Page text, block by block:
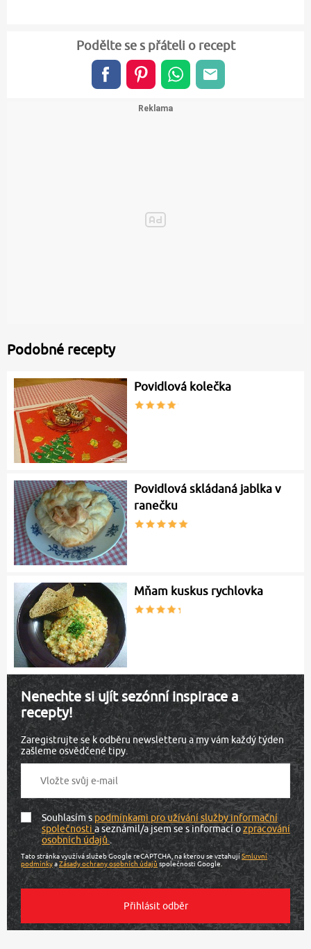
Podělte se s přáteli o recept
Podobné recepty
Povidlová kolečka
Povidlová skládaná jablka v
ranečku
Mňam kuskus rychlovka
Nenechte si ujít sezónní inspirace a
recepty!
Zaregistrujte se k odběru newsletteru a my vám každý týden
zašleme osvědčené tipy.
Souhlasím spodmínkami pro užívání služby informační
společnostia seznámil/a jsem se s informací ozpracování
osobních údajů.
Tato stránka využívá služeb Google reCAPTCHA, na kterou se vztahujíSmluvní
podmínkyaZásady ochrany osobních údajů společnosti Google.